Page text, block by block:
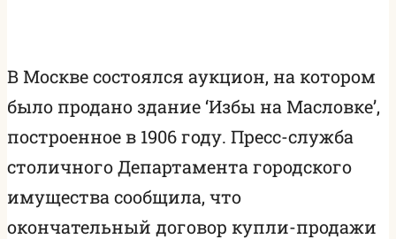
В Москве состоялся аукцион, на котором
было продано здание ‘Избы на Масловке’,
построенное в 1906 году. Пресс-служба
столичного Департамента городского
имущества сообщила, что
окончательный договор купли-продажи